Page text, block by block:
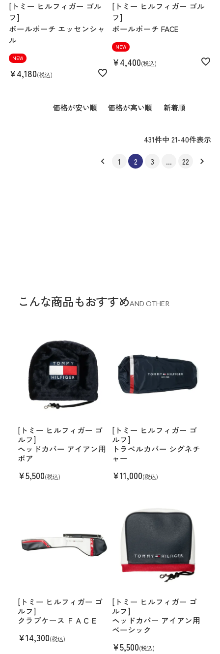
[トミー ヒルフィガー ゴル
フ]
ボールポーチ エッセンシャ
ル
NEW
¥4,180 税込
[トミー ヒルフィガー ゴル
フ]
ボールポーチ FACE
NEW
¥4,400 税込
価格が安い順 価格が高い順 新着順
431件中 21-40件表示
1 2 3 … 22
こんな商品もおすすめAND OTHER
[トミー ヒルフィガー ゴ
ルフ]
ヘッドカバー アイアン用
ボア
¥5,500(税込)
[トミー ヒルフィガー ゴ
ルフ]
トラベルカバー シグネチ
ャー
¥11,000(税込)
[トミー ヒルフィガー ゴ
ルフ]
クラブケース ＦＡＣＥ
¥14,300(税込)
[トミー ヒルフィガー ゴ
ルフ]
ヘッドカバー アイアン用
ベーシック
¥5,500(税込)